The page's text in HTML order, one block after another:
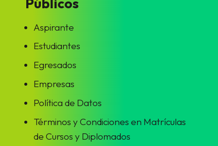
Aspirante
Estudiantes
Egresados
Empresas
Política de Datos
Términos y Condiciones en Matrículas
de Cursos y Diplomados